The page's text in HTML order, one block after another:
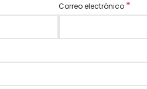
Correo electrónico *